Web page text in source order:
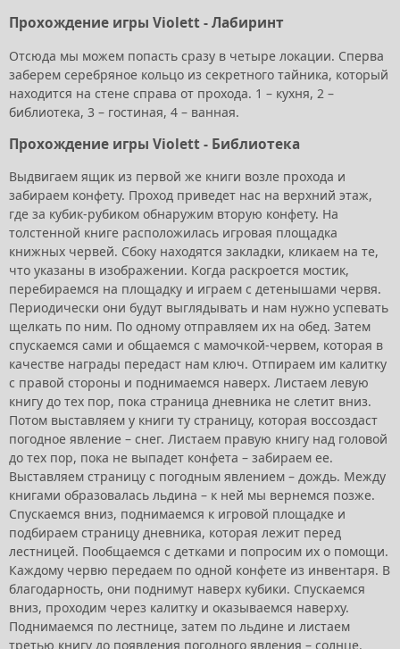
Прохождение игры Violett - Лабиринт
Отсюда мы можем попасть сразу в четыре локации. Сперва
заберем серебряное кольцо из секретного тайника, который
находится на стене справа от прохода. 1 – кухня, 2 –
библиотека, 3 – гостиная, 4 – ванная.
Прохождение игры Violett - Библиотека
Выдвигаем ящик из первой же книги возле прохода и
забираем конфету. Проход приведет нас на верхний этаж,
где за кубик-рубиком обнаружим вторую конфету. На
толстенной книге расположилась игровая площадка
книжных червей. Сбоку находятся закладки, кликаем на те,
что указаны в изображении. Когда раскроется мостик,
перебираемся на площадку и играем с детенышами червя.
Периодически они будут выглядывать и нам нужно успевать
щелкать по ним. По одному отправляем их на обед. Затем
спускаемся сами и общаемся с мамочкой-червем, которая в
качестве награды передаст нам ключ. Отпираем им калитку
с правой стороны и поднимаемся наверх. Листаем левую
книгу до тех пор, пока страница дневника не слетит вниз.
Потом выставляем у книги ту страницу, которая воссоздаст
погодное явление – снег. Листаем правую книгу над головой
до тех пор, пока не выпадет конфета – забираем ее.
Выставляем страницу с погодным явлением – дождь. Между
книгами образовалась льдина – к ней мы вернемся позже.
Спускаемся вниз, поднимаемся к игровой площадке и
подбираем страницу дневника, которая лежит перед
лестницей. Пообщаемся с детками и попросим их о помощи.
Каждому червю передаем по одной конфете из инвентаря. В
благодарность, они поднимут наверх кубики. Спускаемся
вниз, проходим через калитку и оказываемся наверху.
Поднимаемся по лестнице, затем по льдине и листаем
третью книгу до появления погодного явления – солнце.